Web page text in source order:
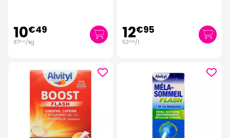
10€49
87€42/kg 12€95
53€96/l.